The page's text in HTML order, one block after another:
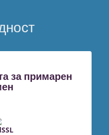
за примарен